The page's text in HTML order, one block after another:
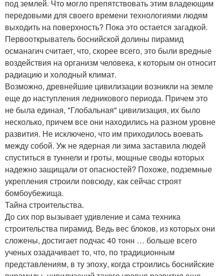
под землей. Что могло препятствовать этим владеющим
передовыми для своего времени технологиями людям
выходить на поверхность? Пока это остается загадкой.
Первооткрыватель боснийской долины пирамид
османагич считает, что, скорее всего, это были вредные
воздействия на организм человека, к которым он относит
радиацию и холодный климат.
Возможно, древнейшие цивилизации возникли на земле
еще до наступления ледникового периода. Причем это
не была единая, "Глобальная" цивилизация, их было
несколько, причем все они находились на разном уровне
развития. Не исключено, что им приходилось воевать
между собой. Уж не ядерная ли зима заставила людей
спуститься в туннели и гроты, мощные своды которых
надежно защищали от опасностей? Похоже, подземные
укрепления строили повсюду, как сейчас строят
бомбоубежища.
Тайна строительства.
До сих пор вызывает удивление и сама техника
строительства пирамид. Ведь вес блоков, из которых они
сложены, достигает подчас 40 тонн … больше всего
ученых озадачивает то, что, по традиционным
представлениям, в ту эпоху, когда строились боснийские